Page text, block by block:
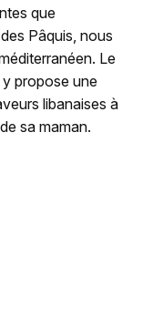
que
Pâquis, nous
Le
propose une
libanaises à
sa maman.